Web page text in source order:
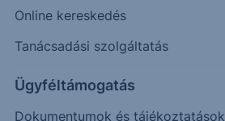
Online kereskedés
Tanácsadási szolgáltatás
Ügyféltámogatás
Dokumentumok és tájékoztatások
80%
100%